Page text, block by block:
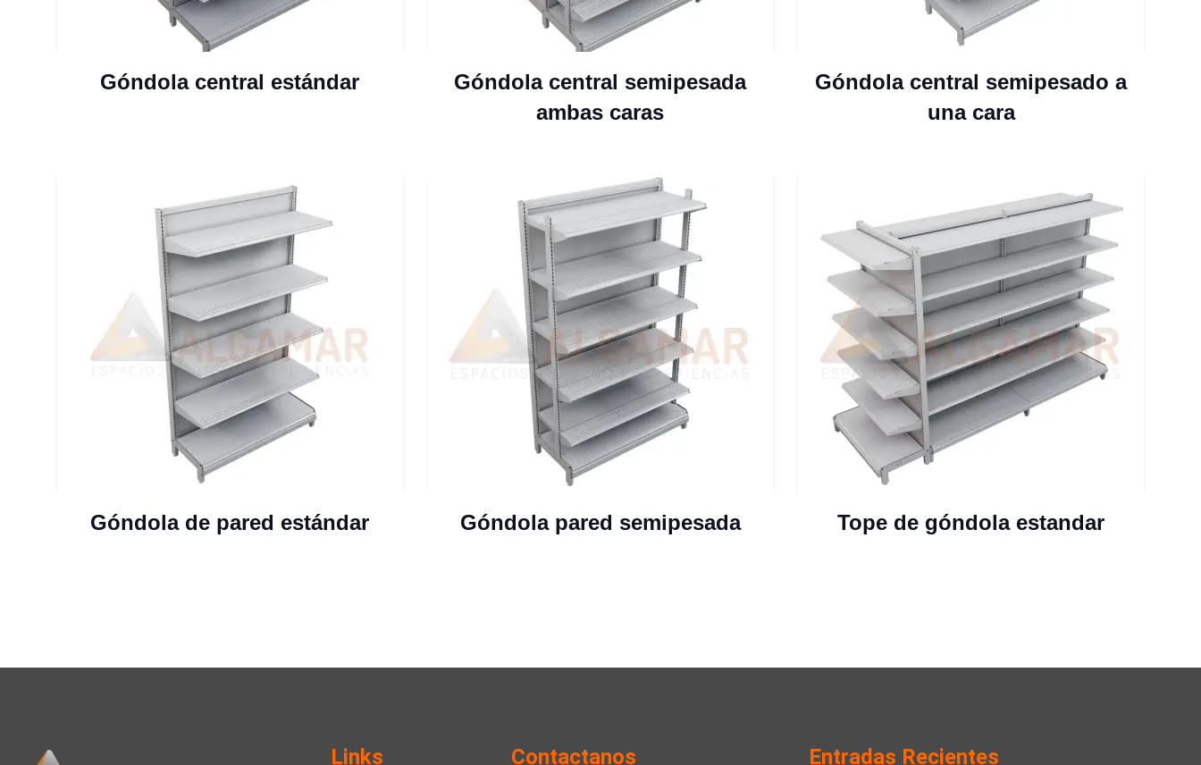
Góndola central estándar
Góndola central semipesada
ambas caras
Góndola central semipesado a
una cara
Góndola de pared estándar Góndola pared semipesada Tope de góndola estandar
Links Contactanos Entradas Recientes